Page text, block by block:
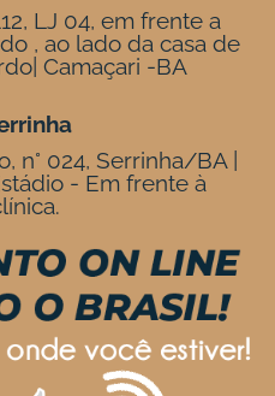
LJ 04, em frente a
, ao lado da casa de
Camaçari -BA
n° 024, Serrinha/BA |
- Em frente à